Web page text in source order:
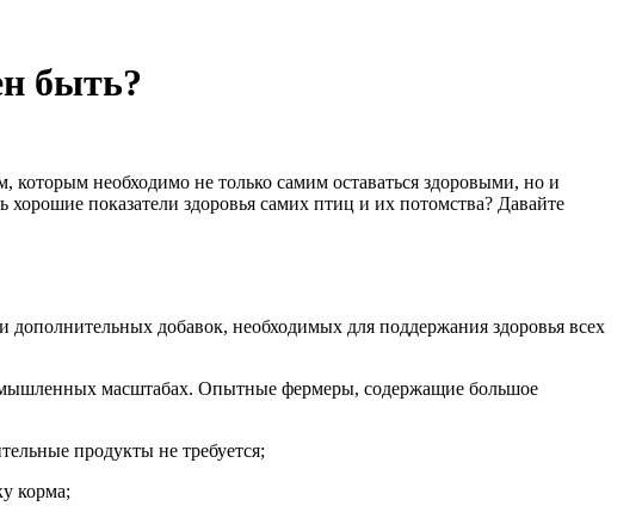
быть?
которым необходимо не только самим оставаться здоровыми, но и
показатели здоровья самих птиц и их потомства? Давайте
добавок, необходимых для поддержания здоровья всех
масштабах. Опытные фермеры, содержащие большое
продукты не требуется;
корма;